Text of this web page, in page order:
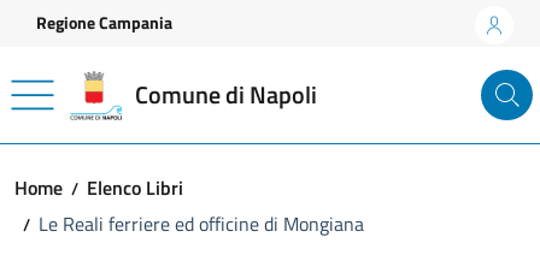
Vai ai contenuti
Vai al footer
Regione Campania
Comune di Napoli
Home
Elenco Libri
Le Reali ferriere ed officine di Mongiana